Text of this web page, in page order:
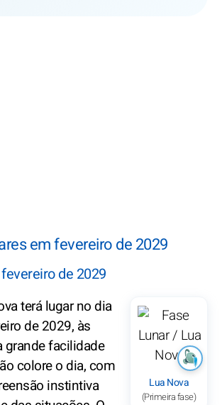
em fevereiro de 2029
de 2029
Lua Nova
(Primeira fase)
terá lugar no dia
de 2029, às
grande facilidade
colore o dia, com
instintiva